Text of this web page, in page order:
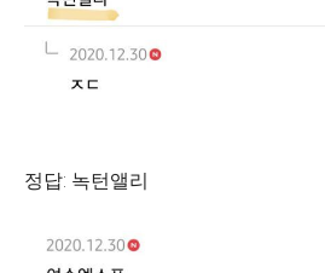
정답: 녹턴앨리